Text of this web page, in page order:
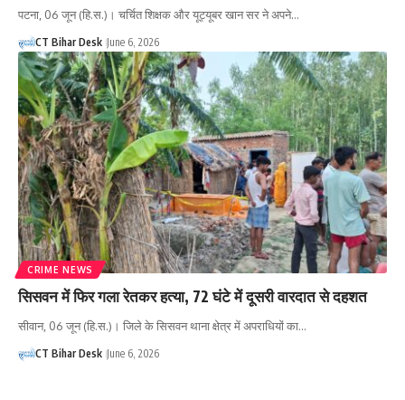
पटना, 06 जून (हि.स.)। चर्चित शिक्षक और यूट्यूबर खान सर ने अपने…
CT Bihar Desk June 6, 2026
CRIME NEWS
सिसवन में फिर गला रेतकर हत्या, 72 घंटे में दूसरी वारदात से दहशत
सीवान, 06 जून (हि.स.)। जिले के सिसवन थाना क्षेत्र में अपराधियों का…
CT Bihar Desk June 6, 2026